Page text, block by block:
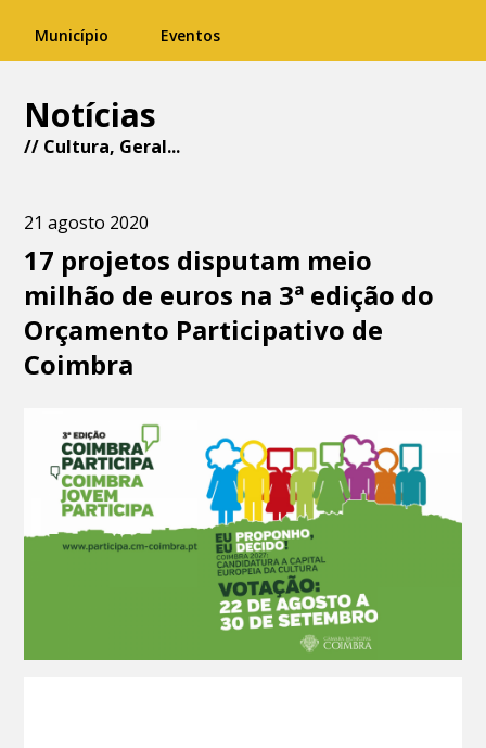
Município Eventos
Notícias
// Cultura, Geral...
21 agosto 2020
17 projetos disputam meio
milhão de euros na 3ª edição do
Orçamento Participativo de
Coimbra